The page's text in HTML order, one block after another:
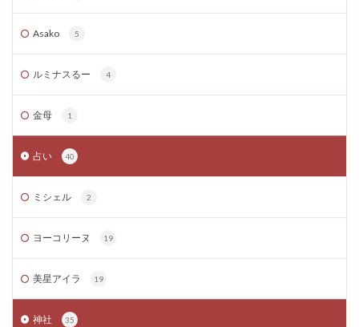
Asako 5
ルミナスるー 4
金母 1
占い 40
ミシェル 2
ヨーコリーヌ 19
美星アイラ 19
神社 35